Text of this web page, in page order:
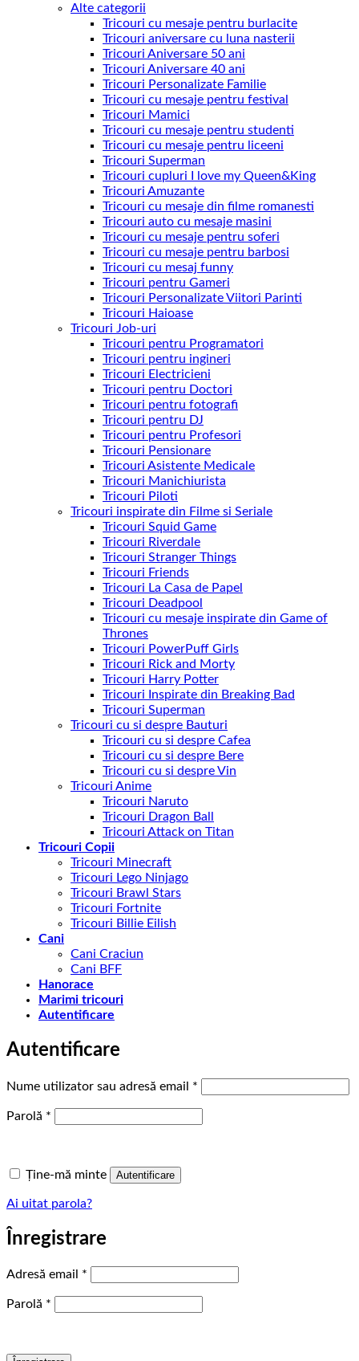
Alte categorii
Tricouri cu mesaje pentru burlacite
Tricouri aniversare cu luna nasterii
Tricouri Aniversare 50 ani
Tricouri Aniversare 40 ani
Tricouri Personalizate Familie
Tricouri cu mesaje pentru festival
Tricouri Mamici
Tricouri cu mesaje pentru studenti
Tricouri cu mesaje pentru liceeni
Tricouri Superman
Tricouri cupluri I love my Queen&King
Tricouri Amuzante
Tricouri cu mesaje din filme romanesti
Tricouri auto cu mesaje masini
Tricouri cu mesaje pentru soferi
Tricouri cu mesaje pentru barbosi
Tricouri cu mesaj funny
Tricouri pentru Gameri
Tricouri Personalizate Viitori Parinti
Tricouri Haioase
Tricouri Job-uri
Tricouri pentru Programatori
Tricouri pentru ingineri
Tricouri Electricieni
Tricouri pentru Doctori
Tricouri pentru fotografi
Tricouri pentru DJ
Tricouri pentru Profesori
Tricouri Pensionare
Tricouri Asistente Medicale
Tricouri Manichiurista
Tricouri Piloti
Tricouri inspirate din Filme si Seriale
Tricouri Squid Game
Tricouri Riverdale
Tricouri Stranger Things
Tricouri Friends
Tricouri La Casa de Papel
Tricouri Deadpool
Tricouri cu mesaje inspirate din Game of
Thrones
Tricouri PowerPuff Girls
Tricouri Rick and Morty
Tricouri Harry Potter
Tricouri Inspirate din Breaking Bad
Tricouri Superman
Tricouri cu si despre Bauturi
Tricouri cu si despre Cafea
Tricouri cu si despre Bere
Tricouri cu si despre Vin
Tricouri Anime
Tricouri Naruto
Tricouri Dragon Ball
Tricouri Attack on Titan
Tricouri Copii
Tricouri Minecraft
Tricouri Lego Ninjago
Tricouri Brawl Stars
Tricouri Fortnite
Tricouri Billie Eilish
Cani
Cani Craciun
Cani BFF
Hanorace
Marimi tricouri
Autentificare
Autentificare
Nume utilizator sau adresă email *
Parolă *
Ține-mă minte Autentificare
Ai uitat parola?
Înregistrare
Adresă email *
Parolă *